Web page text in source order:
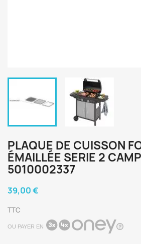
PLAQUE DE CUISSON
ÉMAILLÉE SERIE 2
5010002337
39,00 €
TTC
OU PAYER EN